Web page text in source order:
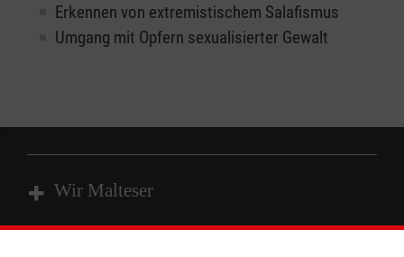
Erkennen von extremistischem Salafismus
Umgang mit Opfern sexualisierter Gewalt
Wir Malteser